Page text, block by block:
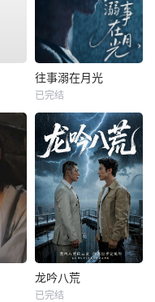
往事溺在月光
已完结
龙吟八荒
已完结